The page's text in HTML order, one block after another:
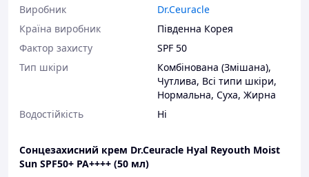
Виробник
Dr.Ceuracle
Країна виробник
Південна Корея
Фактор захисту
SPF 50
Тип шкіри
Комбінована (Змішана),
Чутлива, Всі типи шкіри,
Нормальна, Суха, Жирна
Водостійкість
Ні
Сонцезахисний крем Dr.Ceuracle Hyal Reyouth Moist
Sun SPF50+ PA++++ (50 мл)